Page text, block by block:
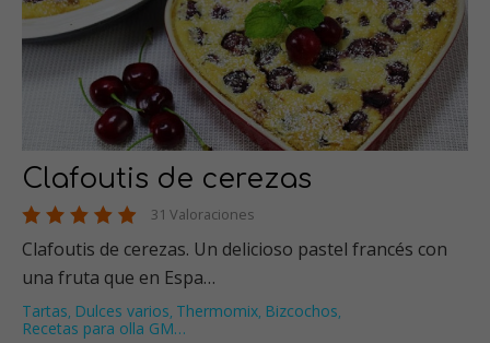
Clafoutis de cerezas
31 Valoraciones
Clafoutis de cerezas. Un delicioso pastel francés con
una fruta que en Espa…
Tartas, Dulces varios, Thermomix, Bizcochos,
Recetas para olla GM…